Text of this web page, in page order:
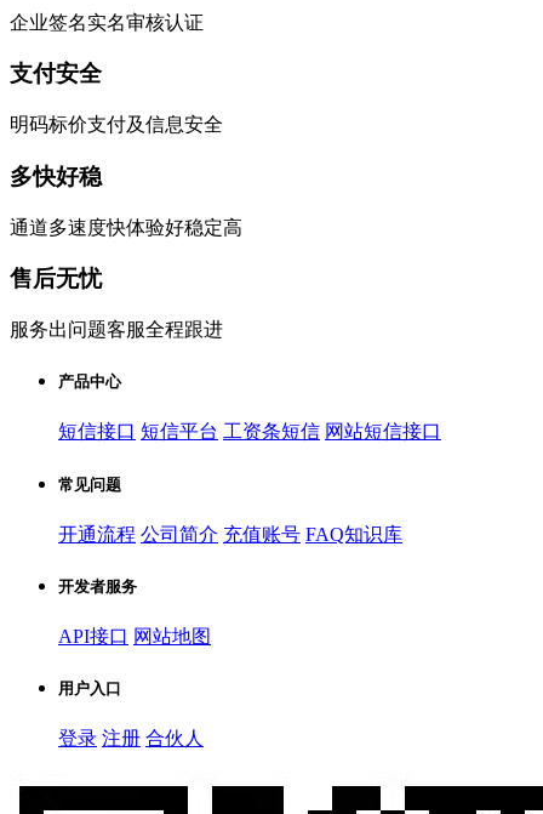
企业签名实名审核认证
支付安全
明码标价支付及信息安全
多快好稳
通道多速度快体验好稳定高
售后无忧
服务出问题客服全程跟进
产品中心
短信接口 短信平台 工资条短信 网站短信接口
常见问题
开通流程 公司简介 充值账号 FAQ知识库
开发者服务
API接口 网站地图
用户入口
登录 注册 合伙人